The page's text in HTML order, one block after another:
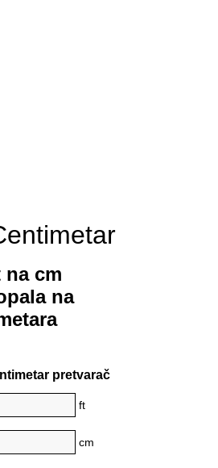
na cm
na
pretvarač
ft
cm